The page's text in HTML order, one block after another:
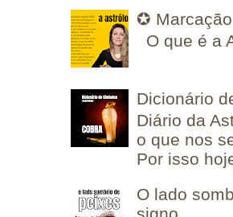
✪
O que é a
Dicionário
Diário da
o que nos
Por isso
O lado
signo